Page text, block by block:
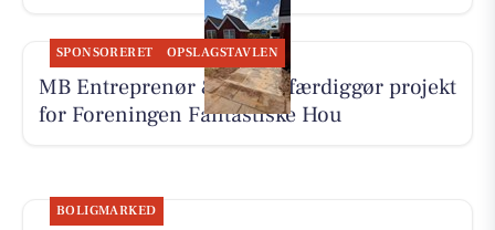
SPONSORERET OPSLAGSTAVLEN
MB Entreprenør & Anlæg færdiggør projekt
for Foreningen Fantastiske Hou
BOLIGMARKED